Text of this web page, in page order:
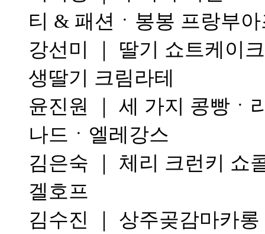
티 & 패션ㆍ봉봉 프랑부
강선미 ｜ 딸기 쇼트케이
생딸기 크림라테
윤진원 ｜ 세 가지 콩빵
나드ㆍ엘레강스
김은숙 ｜ 체리 크런키 쇼
겔호프
김수진 ｜ 상주곶감마카